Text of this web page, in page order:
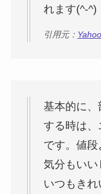
れます(^-^)
引用元：
基本的に、
する時は、
です。値
気分もいい
いつもき